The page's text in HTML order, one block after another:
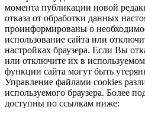
момента публикации новой
отказа от обработки данных
проинформированы о
использование сайта или
настройках браузера. Если Вы
или отключите их в
функции сайта могут быть
Управление файлами cookies
используемого браузера. Более
доступны по ссылкам ниже: